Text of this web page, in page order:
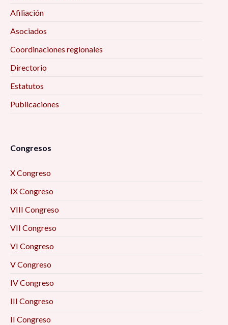
Afiliación
Asociados
Coordinaciones regionales
Directorio
Estatutos
Publicaciones
Congresos
X Congreso
IX Congreso
VIII Congreso
VII Congreso
VI Congreso
V Congreso
IV Congreso
III Congreso
II Congreso